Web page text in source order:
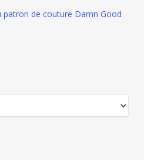
patron de couture Damn Good